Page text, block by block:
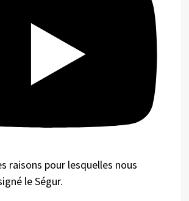
raisons pour lesquelles nous
le Ségur.